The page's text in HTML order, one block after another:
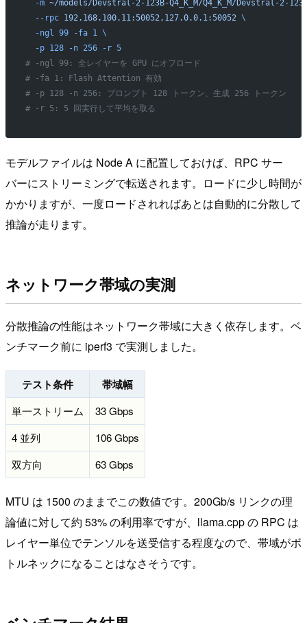
  -m
~/models/Devstral-2-123B-Q4_K_M/Q4_K_M/Devstral-2-
  --rpc
192.168.100.11:50052,127.0.0.1:50052 \
  -ngl
99 -fa 1
\
  -p
128 -n 256 -r 5
# -ngl 99: 全レイヤーを GPU にオフロード
# -fa 1: Flash Attention 有効
# -p 128 -n 256: プロンプト 128 トークン、生成 256 トークン
# -r 5: 5 回実行して平均を取る
モデルファイルは Node A に配置しておけば、RPC サー
バーにストリーミングで転送されます。ロードに少し時間が
かかりますが、一度ロードされればあとは自動的に分散して
推論が走ります。
ネットワーク帯域の実測
分散推論の性能はネットワーク帯域に大きく依存します。ベ
ンチマーク前に iperf3 で実測しました。
テスト条件 帯域幅
単一ストリーム
33 Gbps
4 並列
106 Gbps
双方向
63 Gbps
MTU は 1500 のままでこの数値です。200Gb/s リンクの理
論値に対して約 53% の利用率ですが、llama.cpp の RPC は
レイヤー単位でテンソルを送受信する程度なので、帯域がボ
トルネックになることはなさそうです。